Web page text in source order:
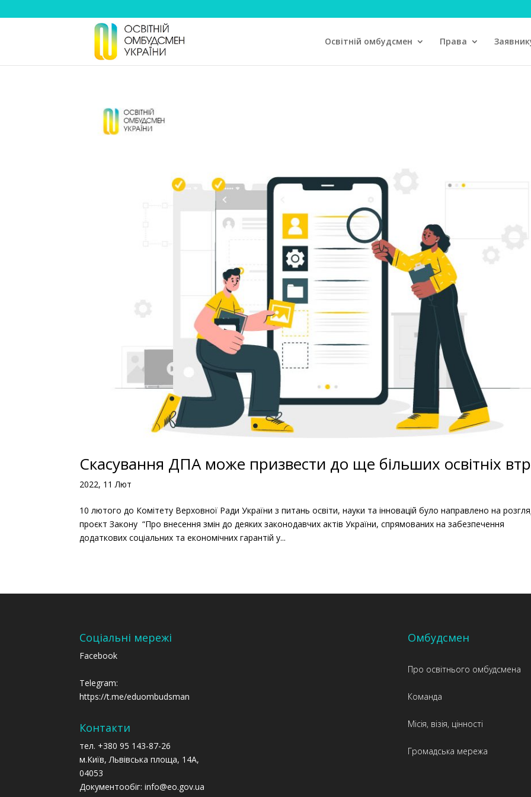
Освітній омбудсмен Права
Скасування ДПА може призвести до ще більших освітніх
2022, 11 Лют
10 лютого до Комітету Верховної Ради України з питань освіти, науки та інновацій було направлено на
проєкт Закону “Про внесення змін до деяких законодавчих актів України, спрямованих на забезпечення
додаткових соціальних та економічних гарантій у...
Соціальні мережі
Facebook
Telegram:
https://t.me/eduombudsman
Контакти
тел. +380 95 143-87-26
м.Київ, Львівська площа, 14А,
04053
Документообіг: info@eo.gov.ua
Омбудсмен
Про освітнього омбудсмена
Команда
Місія, візія, цінності
Громадська мережа